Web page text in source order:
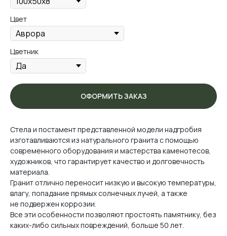
Цвет
Цветник
ОФОРМИТЬ ЗАКАЗ
Стела и постамент представленной модели надгробия
изготавливаются из натурального гранита с помощью
современного оборудования и мастерства каменотесов,
художников, что гарантирует качество и долговечность
материала.
Гранит отлично переносит низкую и высокую температуры,
влагу, попадание прямых солнечных лучей, а также
не подвержен коррозии.
Все эти особенности позволяют простоять памятнику, без
каких-либо сильных повреждений, больше 50 лет.